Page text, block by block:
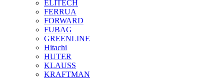
ELITECH
FERRUA
FORWARD
FUBAG
GREENLINE
Hitachi
HUTER
KLAUSS
KRAFTMAN